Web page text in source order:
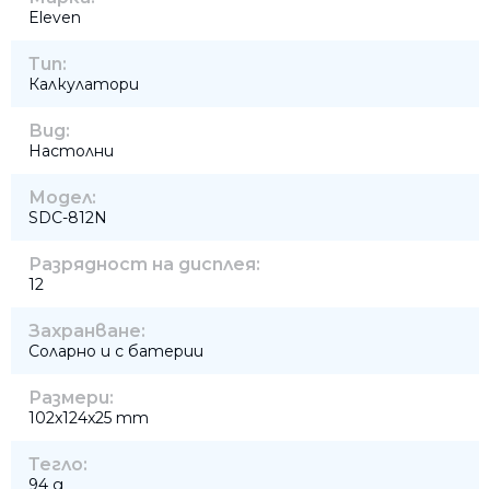
Eleven
Тип:
Калкулатори
Вид:
Настолни
Модел:
SDC-812N
Разрядност на дисплея:
12
Захранване:
Соларно и с батерии
Размери:
102x124x25 mm
Тегло:
94 g